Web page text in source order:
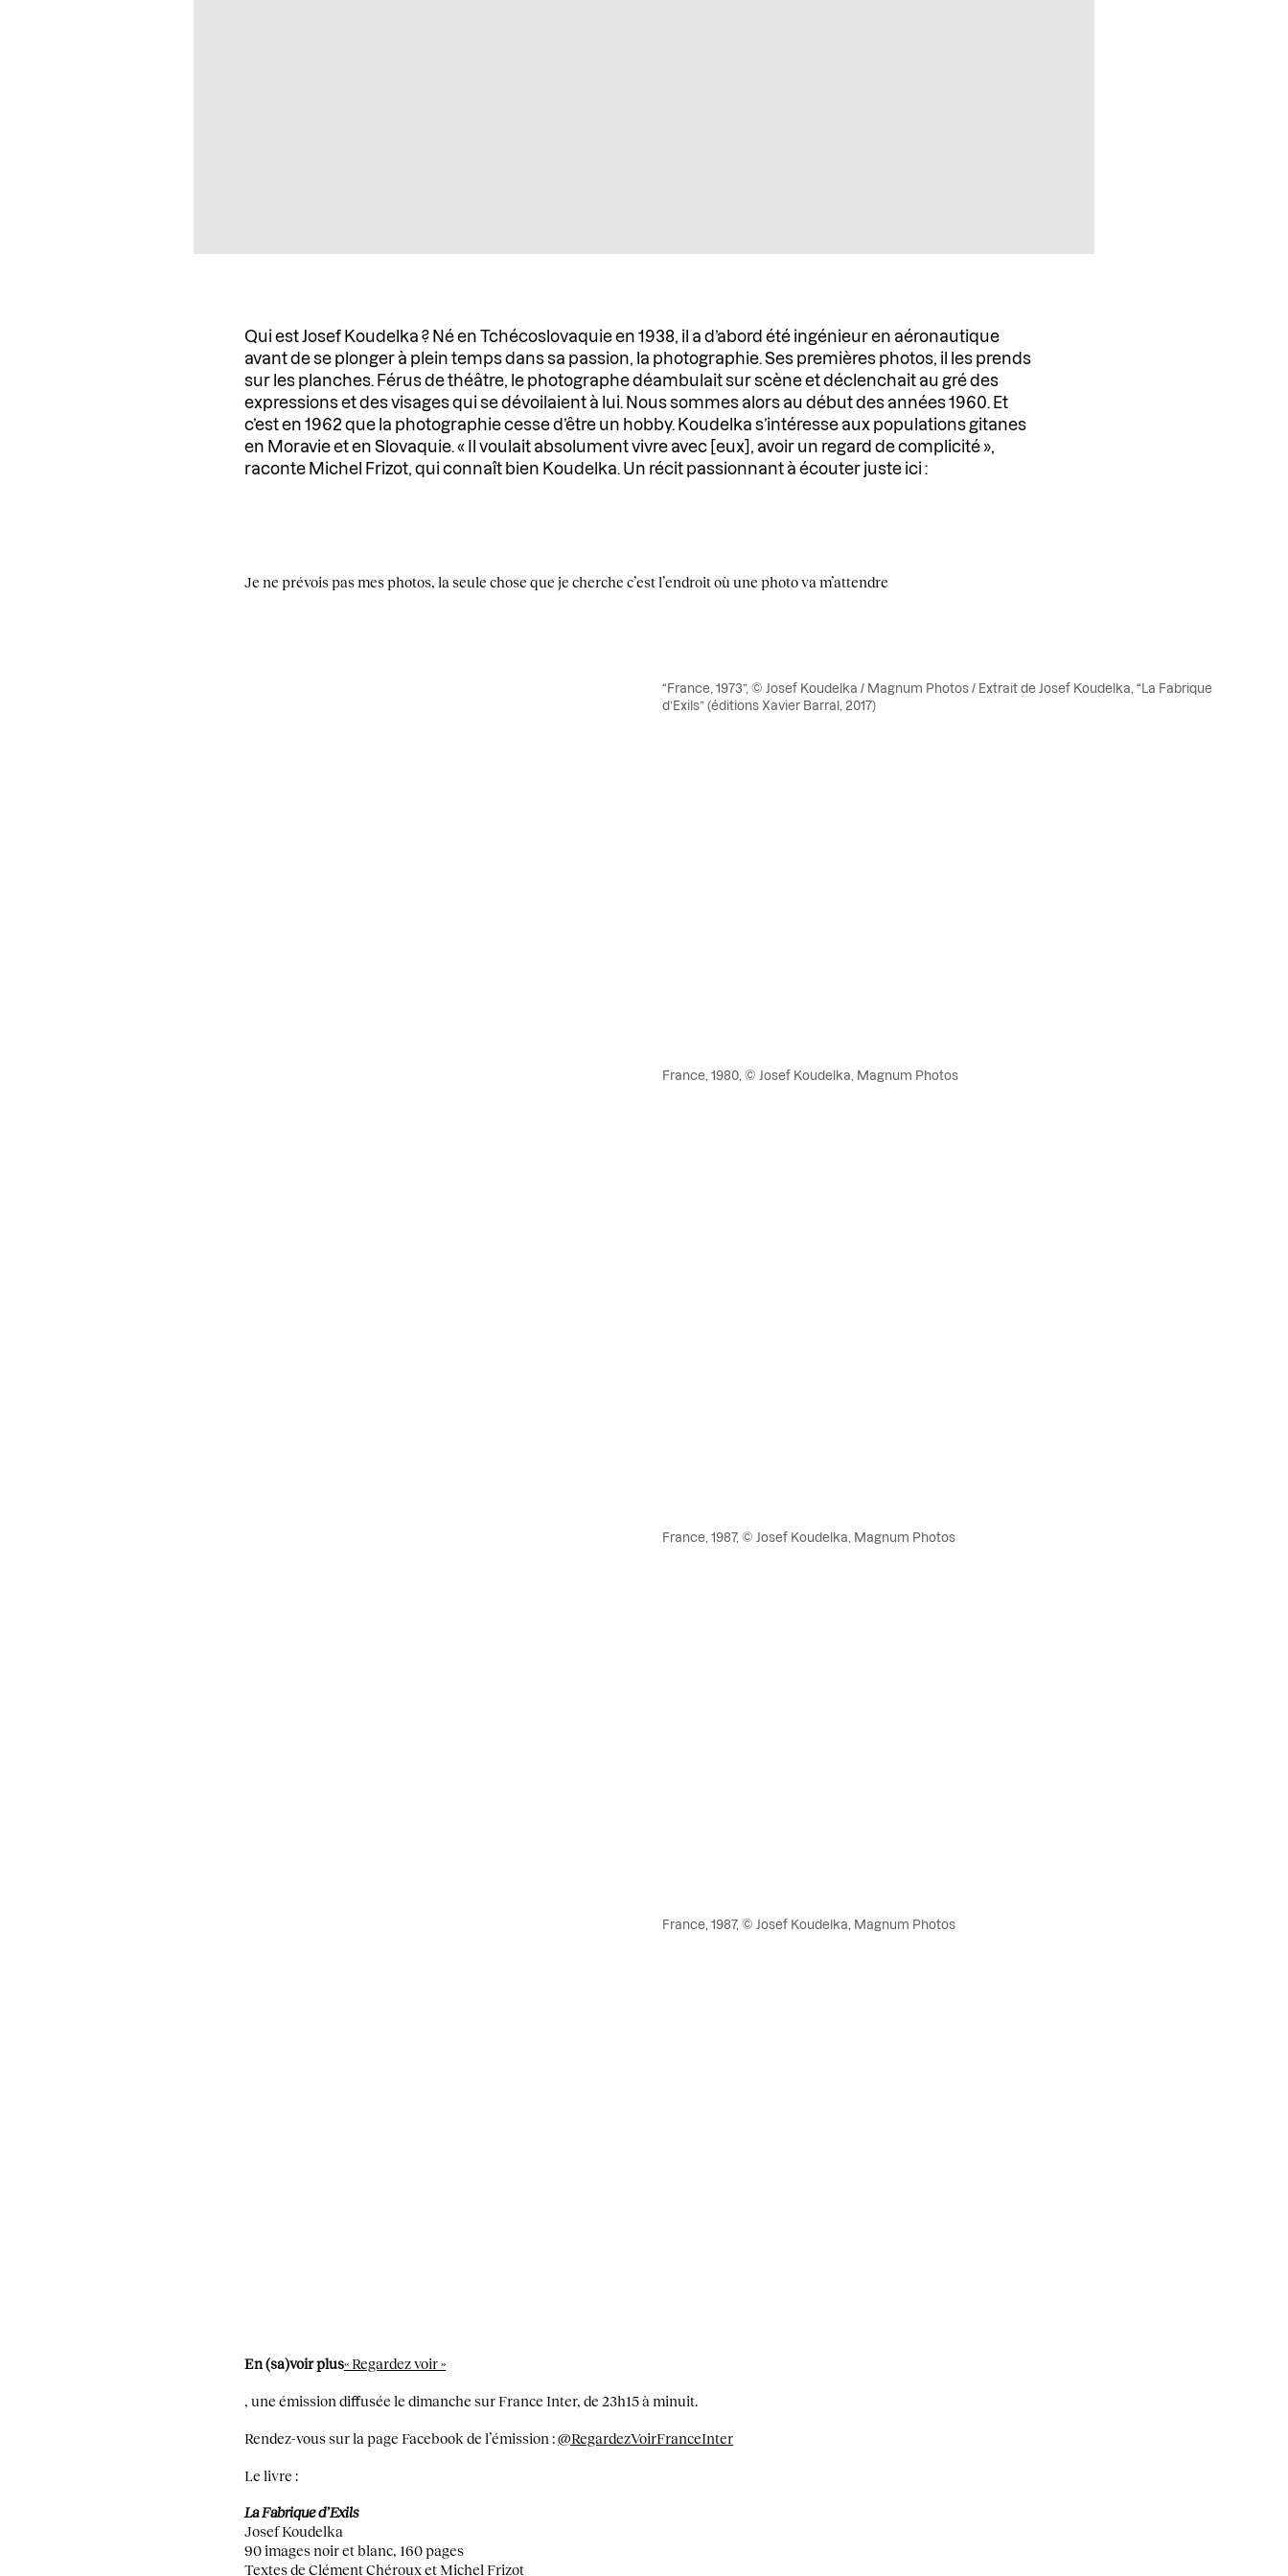
Qui est Josef Koudelka ? Né en Tchécoslovaquie en 1938, il a d’abord été ingénieur en aéronautique
avant de se plonger à plein temps dans sa passion, la photographie. Ses premières photos, il les prends
sur les planches. Férus de théâtre, le photographe déambulait sur scène et déclenchait au gré des
expressions et des visages qui se dévoilaient à lui. Nous sommes alors au début des années 1960. Et
c’est en 1962 que la photographie cesse d’être un hobby. Koudelka s’intéresse aux populations gitanes
en Moravie et en Slovaquie. « Il voulait absolument vivre avec [eux], avoir un regard de complicité »,
raconte Michel Frizot, qui connaît bien Koudelka. Un récit passionnant à écouter juste ici :
Je ne prévois pas mes photos, la seule chose que je cherche c’est l’endroit où une photo va m’attendre
“France, 1973”, © Josef Koudelka / Magnum Photos / Extrait de Josef Koudelka, “La Fabrique
d’Exils” (éditions Xavier Barral, 2017)
France, 1980, © Josef Koudelka, Magnum Photos
France, 1987, © Josef Koudelka, Magnum Photos
France, 1987, © Josef Koudelka, Magnum Photos
En (sa)voir plus« Regardez voir »
, une émission diffusée le dimanche sur France Inter, de 23h15 à minuit.
Rendez-vous sur la page Facebook de l’émission :@RegardezVoirFranceInter
Le livre :
La Fabrique d’Exils
Josef Koudelka
90 images noir et blanc, 160 pages
Textes de Clément Chéroux et Michel Frizot